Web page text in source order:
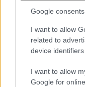
Google consents
I want to allow
related to
device identifiers
I want to allow
Google for
ολοσχερούς
ν. 1882/1990,
γ) αναστέλλονται
συνέχιση της
απαιτήσεων,